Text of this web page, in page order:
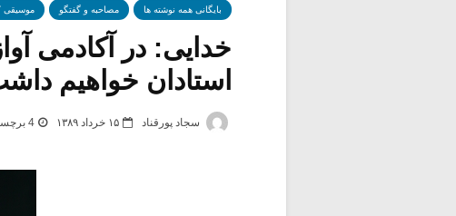
بایگانی همه نوشته ها مصاحبه و گفتگو موسیقی
خدایی: در آکادمی
استادان خواهیم
سجاد پورقناد ۱۵ خرداد ۱۳۸۹ 4 برچسب -